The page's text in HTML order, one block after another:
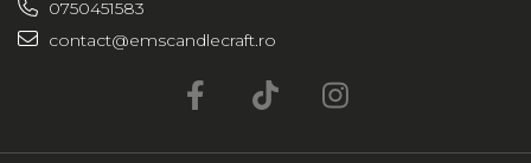
0750451583
contact@emscandlecraft.ro